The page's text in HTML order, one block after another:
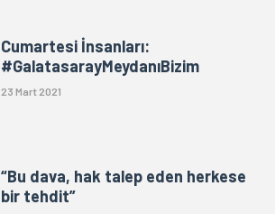
Cumartesi İnsanları:
#GalatasarayMeydanıBizim
23 Mart 2021
“Bu dava, hak talep eden herkese
bir tehdit”